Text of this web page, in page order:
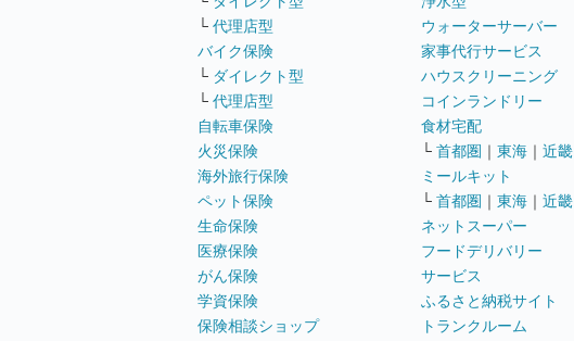
└ 代理店型
バイク保険
└ ダイレクト型
└ 代理店型
自転車保険
火災保険
海外旅行保険
ペット保険
生命保険
医療保険
がん保険
学資保険
保険相談ショップ
ウォーターサーバー
家事代行サービス
ハウスクリーニング
コインランドリー
食材宅配
└ 首都圏 ｜ 東海 ｜ 近畿
ミールキット
└ 首都圏 ｜ 東海 ｜ 近畿
ネットスーパー
フードデリバリー
サービス
ふるさと納税サイト
トランクルーム